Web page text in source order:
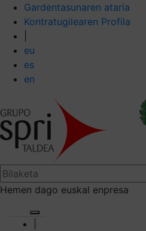
Gardentasunaren ataria
Kontratugilearen Profila
eu
es
en
Hemen dago euskal enpresa